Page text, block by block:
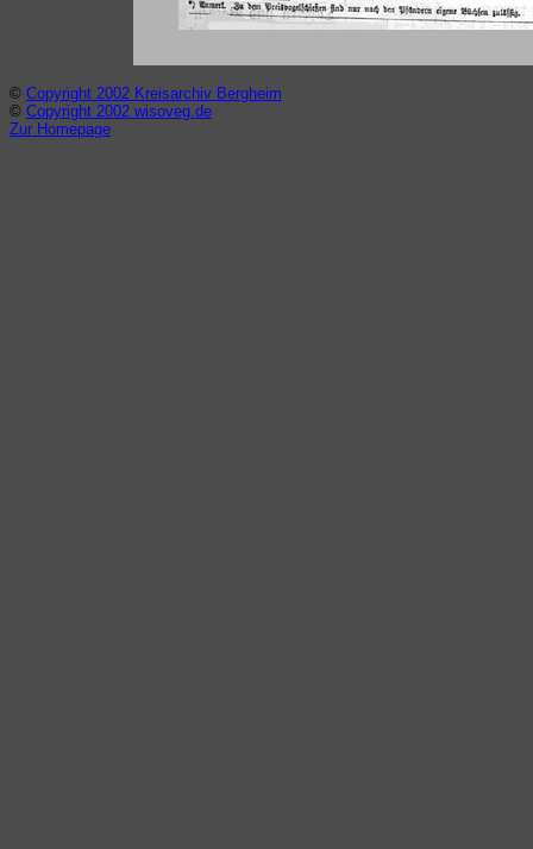
© Copyright 2002 Kreisarchiv Bergheim
© Copyright 2002 wisoveg.de
Zur Homepage